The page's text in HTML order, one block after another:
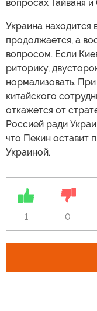
вопросах Тайваня и
Украина находится
продолжается, а
вопросом. Если
риторику,
нормализовать.
китайского
откажется от
Россией ради
что Пекин оставит
Украиной.
1 0